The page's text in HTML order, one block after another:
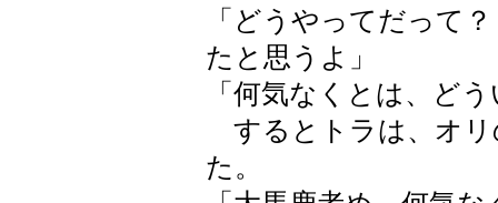
「どうやってだって
たと思うよ」
「何気なくとは、ど
するとトラは、オリ
た。